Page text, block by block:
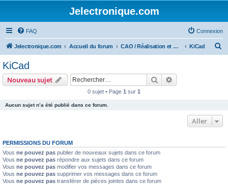
Jelectronique.com
FAQ Connexion
Jelectronique.com Accueil du forum CAO / Réalisation et montage de PCB KiCad
KiCad
Nouveau sujet Rechercher
0 sujet • Page 1 sur 1
Aucun sujet n’a été publié dans ce forum.
Aller
PERMISSIONS DU FORUM
Vous ne pouvez pas publier de nouveaux sujets dans ce forum
Vous ne pouvez pas répondre aux sujets dans ce forum
Vous ne pouvez pas modifier vos messages dans ce forum
Vous ne pouvez pas supprimer vos messages dans ce forum
Vous ne pouvez pas transférer de pièces jointes dans ce forum